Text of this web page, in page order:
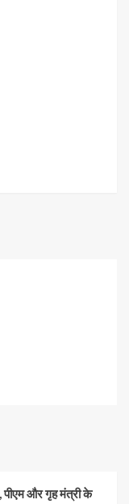
पीएम और गृह मंत्री के